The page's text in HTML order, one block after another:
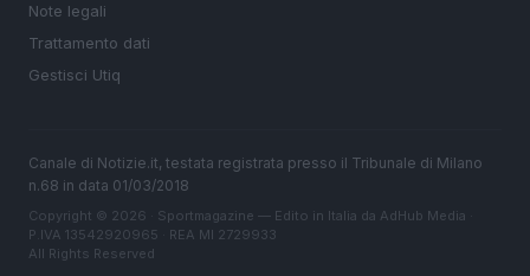
Note legali
Trattamento dati
Gestisci Utiq
Canale di Notizie.it, testata registrata presso il Tribunale di Milano
n.68 in data 01/03/2018
Copyright © 2026 · Sportmagazine — Edito in Italia da AdHub Media
P.IVA 13542920965 · REA MI 2729933
All Rights Reserved